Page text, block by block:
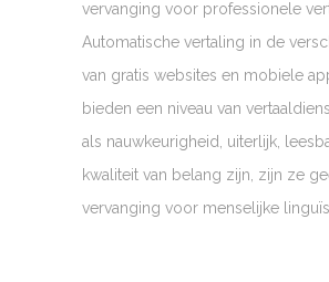
vervanging voor professionele
Automatische vertaling in de
van gratis websites en mobiele
bieden een niveau van
als nauwkeurigheid, uiterlijk,
kwaliteit van belang zijn, zijn ze
vervanging voor menselijke